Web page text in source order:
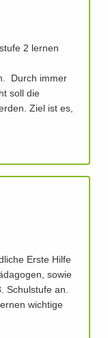
2 lernen
Durch immer
soll die
Ziel ist es,
Erste Hilfe
sowie
Schulstufe an.
wichtige